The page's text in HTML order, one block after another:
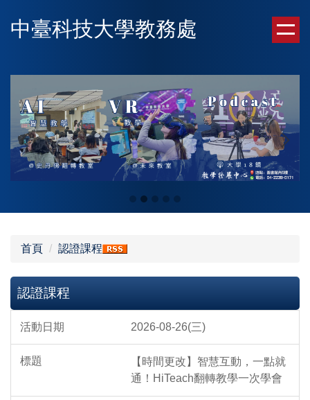
到
內
中臺科技大學教務處
首頁 認證課程
認證課程
2026-08-26(三)
【時間更改】智慧互動，一點就
通！HiTeach翻轉教學一次學會